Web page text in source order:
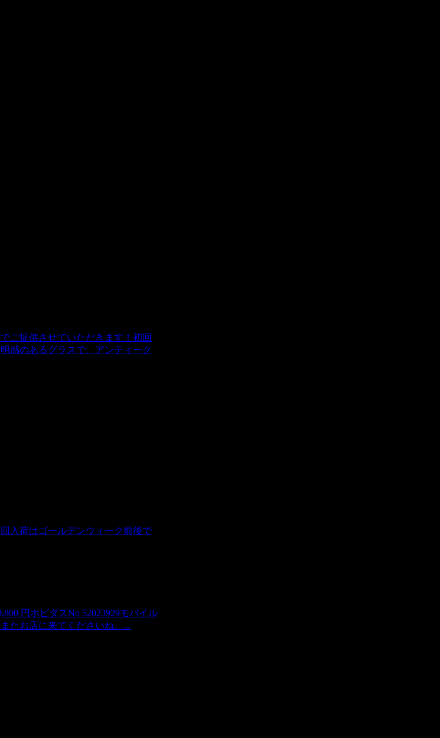
ご提供させていただきます！初回
感のあるグラスで、アンティーク
入荷はゴールデンウィーク前後で
円ホビダスNo 52023929モバイル
たお店に来てくださいね。...